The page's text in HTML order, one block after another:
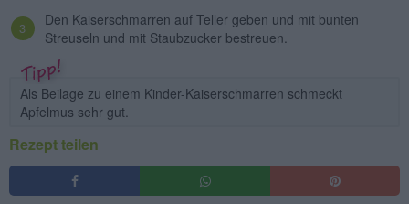
Den Kaiserschmarren auf Teller geben und mit bunten
Streuseln und mit Staubzucker bestreuen.
Als Beilage zu einem Kinder-Kaiserschmarren schmeckt
Apfelmus sehr gut.
Rezept teilen